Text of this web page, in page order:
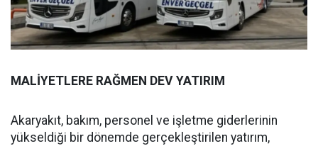
MALİYETLERE RAĞMEN DEV YATIRIM
Akaryakıt, bakım, personel ve işletme giderlerinin
yükseldiği bir dönemde gerçekleştirilen yatırım,